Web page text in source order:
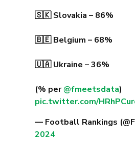
🇸🇰 Slovakia – 86%
🇧🇪 Belgium – 68%
🇺🇦 Ukraine – 36%
(% per@fmeetsdata)
pic.twitter.com/
— Football Rankings
2024